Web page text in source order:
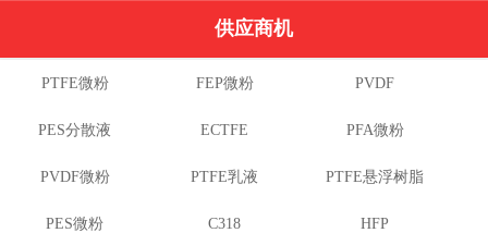
供应商机
PTFE微粉 FEP微粉 PVDF
PES分散液 ECTFE PFA微粉
PVDF微粉 PTFE乳液 PTFE悬浮树脂
PES微粉 C318 HFP